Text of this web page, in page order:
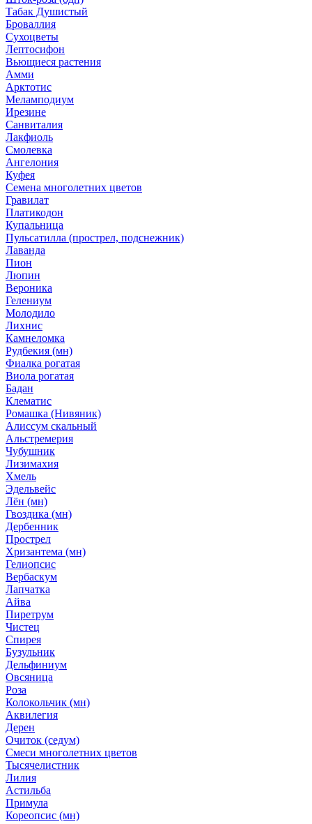
Табак Душистый
Броваллия
Сухоцветы
Лептосифон
Вьющиеся растения
Амми
Арктотис
Меламподиум
Ирезине
Санвиталия
Лакфиоль
Смолевка
Ангелония
Куфея
Семена многолетних цветов
Гравилат
Платикодон
Купальница
Пульсатилла (прострел, подснежник)
Лаванда
Пион
Люпин
Вероника
Гелениум
Молодило
Лихнис
Камнеломка
Рудбекия (мн)
Фиалка рогатая
Виола рогатая
Бадан
Клематис
Ромашка (Нивяник)
Алиссум скальный
Альстремерия
Чубушник
Лизимахия
Хмель
Эдельвейс
Лён (мн)
Гвоздика (мн)
Дербенник
Прострел
Хризантема (мн)
Гелиопсис
Вербаскум
Лапчатка
Айва
Пиретрум
Чистец
Спирея
Бузульник
Дельфиниум
Овсяница
Роза
Колокольчик (мн)
Аквилегия
Дерен
Очиток (седум)
Смеси многолетних цветов
Тысячелистник
Лилия
Астильба
Примула
Кореопсис (мн)